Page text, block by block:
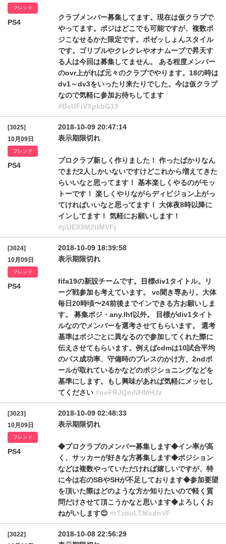
フレンド
PS4
クラブメンバー募集してます。現在は仮クラブで
やってます。ポジはどこでも可能ですが、複数ポ
ジこなせるかた限定です。ポゼッしょんスタイル
です。ゴリブルやクレクレやオナムーブで昇天す
る人は今回は募集してません。 ある程度メンバー
のovr上がれば元々のクラブでやります。18の時は
dv1～dv3をいったり来たりでした。今は仮クラブ
なので気軽に参加お待ちしてます
#BcUFiVXpkbG13
[3025]
10月09日
フレンド
PS4
2018-10-09 20:47:14
表示期限切れ
プロクラブ新しく作りました！ 作ったばかりなん
でまだ2人しかいないですけどこれから増えてきた
らいいなと思ってます！ 基本楽しくやるのがモッ
トーです！ 楽しくやりながらディビジョン上がっ
てければいいなと思ってます！ 大体夜8時以降に
インしてます！ 気軽にお願いします！
#pUE83M2tIMVFj
[3024]
10月09日
フレンド
PS4
2018-10-09 18:39:58
表示期限切れ
fifa19の新設チームです。目標div1タイトル。リ
ーグ戦参加も考えています。 vc聞き専あり。大体
毎日20時頃〜24前後までインできる方お願いしま
す。 募集ポジ・any.lhf以外。 目標がdiv1タイト
ルなのでメンバーを選考させてもらいます。 選考
基準はポジごとに異なるので参加してくれた際に
伝えさせてもらいます。例えばcdmは10試合平均
のパス成功率、守備時のプレスのかけ方、2ndボ
ールが取れているかなどのポジショニングなどを
基準にします。もし興味があれば気軽にメッセし
てください #neFRJQmNHMHJz
[3023]
10月09日
フレンド
PS4
2018-10-09 02:48:33
表示期限切れ
◆プロクラブのメンバー募集します◆イン率が高
く、サッカーが好きな方募集します◆ポジション
などは複数やっていただければ嬉しいですが、特
に今は右のSBやSHが不足しております◆参加要望
を頂いた際はどのような方か知りたいので軽く質
問だけさせて頂こうかなと思います◆よろしくお
ねがいします😊 #tTzduLTMxdnVF
[3022]
2018-10-08 22:56:29